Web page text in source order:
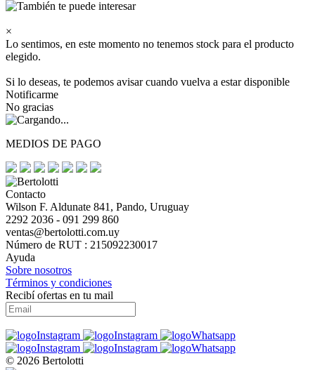
×
Lo sentimos, en este momento no tenemos stock para el producto
elegido.
Si lo deseas, te podemos avisar cuando vuelva a estar disponible
Notificarme
No gracias
MEDIOS DE PAGO
Contacto
Wilson F. Aldunate 841, Pando, Uruguay
2292 2036 - 091 299 860
ventas@bertolotti.com.uy
Número de RUT : 215092230017
Ayuda
Sobre nosotros
Términos y condiciones
Recibí ofertas en tu mail
© 2026 Bertolotti